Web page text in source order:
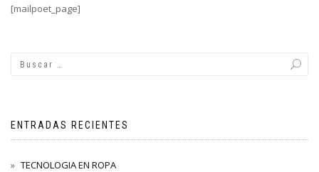
[mailpoet_page]
ENTRADAS RECIENTES
TECNOLOGIA EN ROPA